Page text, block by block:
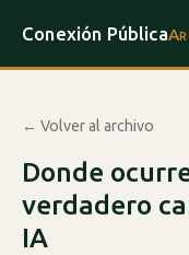
Conexión Pública
← Volver al archivo
Donde
verdadero
IA